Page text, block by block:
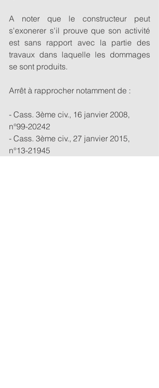
A noter que le constructeur peut
s'exonerer s'il prouve que son activité
est sans rapport avec la partie des
travaux dans laquelle les dommages
se sont produits.
Arrêt à rapprocher notamment de :
- Cass. 3ème civ., 16 janvier 2008,
n°99-20242
- Cass. 3ème civ., 27 janvier 2015,
n°13-21945